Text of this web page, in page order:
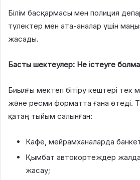
Білім басқармасы мен полиция
түлектер мен ата-аналар үшін
жасады.
Басты шектеулер: Не істеуге
Биылғы мектеп бітіру кештері тек
және ресми форматта ғана өтеді.
қатаң тыйым салынған:
Кафе, мейрамханаларда
Қымбат автокортеждер
жасау;